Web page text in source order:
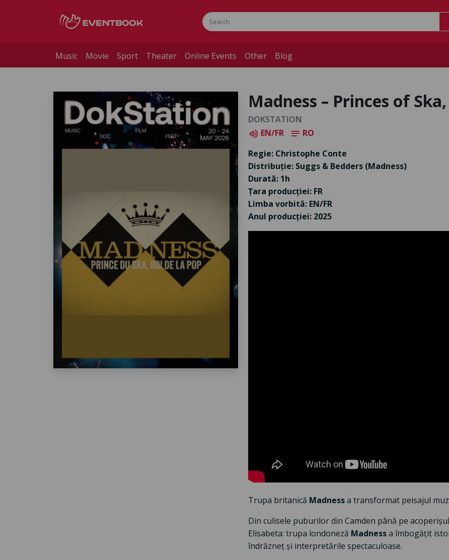
Music Movie Sport Theater Online Events Other Blog
Madness – Princes of
DOKSTATION
volume_up EN/FR notes RO
Regie: Christophe Conte
Distribuție: Suggs & Bedders (Madness)
Durată: 1h
Țara producției: FR
Limba vorbită: EN/FR
Anul producției: 2025
Trupa britanică Madnessa transformat peisajul
Din culisele puburilor din Camden până pe
Elisabeta: trupa londoneză Madnessa îmbogățit
îndrăzneț și interpretările spectaculoase.